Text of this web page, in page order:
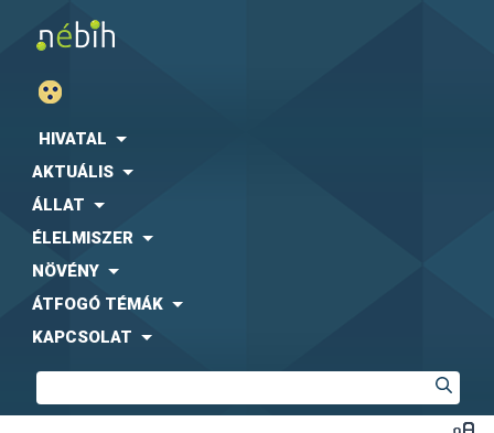
HIVATAL
AKTUÁLIS
ÁLLAT
ÉLELMISZER
NÖVÉNY
ÁTFOGÓ TÉMÁK
KAPCSOLAT